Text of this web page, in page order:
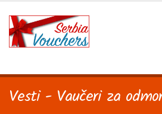
Vesti - Vaučeri za